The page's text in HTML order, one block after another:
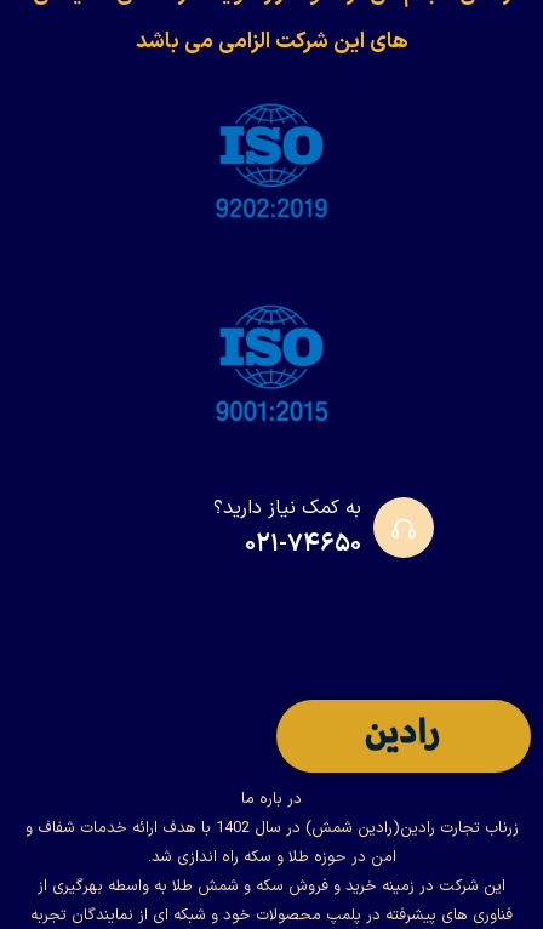
های این شرکت الزامی می باشد
به کمک نیاز دارید؟
۰۲۱-۷۴۶۵۰
در باره ما
زرناب تجارت رادین(رادین شمش) در سال 1402 با هدف ارائه خدمات شفاف و
امن در حوزه طلا و سکه راه اندازی شد.
این شرکت در زمینه خرید و فروش سکه و شمش طلا به واسطه بهرگیری از
فناوری های پیشرفته در پلمپ محصولات خود و شبکه ای از نمایندگان تجربه